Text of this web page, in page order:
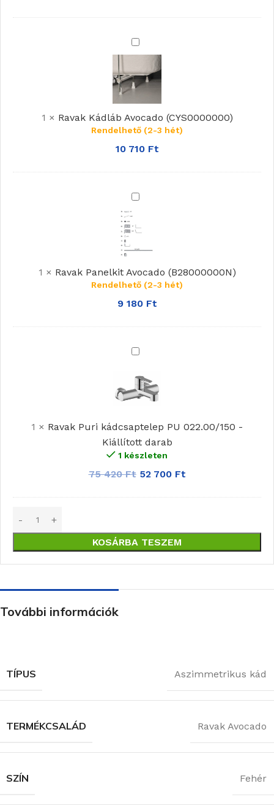
(X01305)
Ravak
Kádláb
Avocado
(CYS0000000)
1 × Ravak Kádláb Avocado (CYS0000000)
Rendelhető (2-3 hét)
10 710 Ft
Ravak
Avocado
1 × Ravak Panelkit Avocado (B28000000N)
Rendelhető (2-3 hét)
9 180 Ft
Ravak
kádcsaptelep
PU
-
Kiállított
darab
1 × Ravak Puri kádcsaptelep PU 022.00/150 -
Kiállított darab
1 készleten
75 420Ft 52 700 Ft
KOSÁRBA TESZEM
További információk
TÍPUS Aszimmetrikus kád
TERMÉKCSALÁD Ravak Avocado
SZÍN Fehér